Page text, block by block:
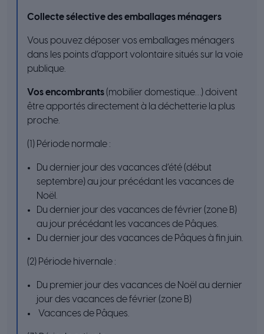
Collecte sélective des emballages ménagers
Vous pouvez déposer vos emballages ménagers
dans les points d’apport volontaire situés sur la voie
publique.
Vos encombrants(mobilier domestique…) doivent
être apportés directement à la déchetterie la plus
proche.
(1) Période normale :
Du dernier jour des vacances d’été (début
septembre) au jour précédant les vacances de
Noël.
Du dernier jour des vacances de février (zone B)
au jour précédant les vacances de Pâques.
Du dernier jour des vacances de Pâques à fin juin.
(2) Période hivernale :
Du premier jour des vacances de Noël au dernier
jour des vacances de février (zone B)
Vacances de Pâques.